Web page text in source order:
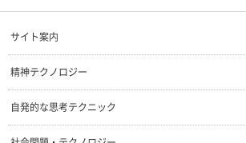
サイト案内
精神テクノロジー
自発的な思考テクニック